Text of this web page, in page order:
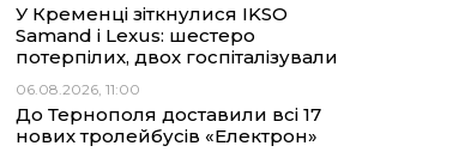
У Кременці зіткнулися IKSO
Samand і Lexus: шестеро
потерпілих, двох госпіталізували
06.08.2026, 11:00
До Тернополя доставили всі 17
нових тролейбусів «Електрон»